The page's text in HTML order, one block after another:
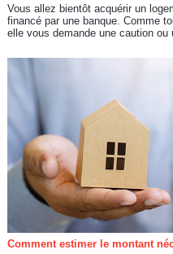
Vous allez bientôt acquérir un
financé par une banque. Comme
elle vous demande une caution ou
Comment estimer le montant